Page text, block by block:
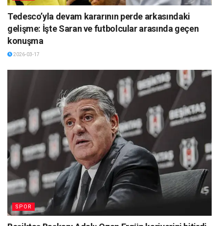
Tedesco’yla devam kararının perde arkasındaki
gelişme: İşte Saran ve futbolcular arasında geçen
konuşma
2026-03-17
SPOR